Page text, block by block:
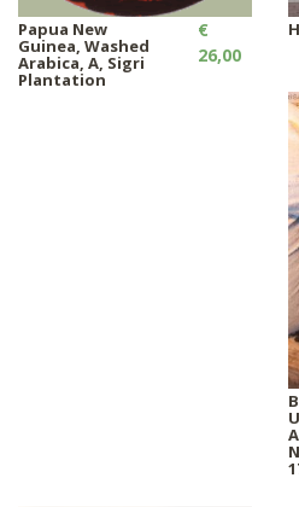
Papua New
Guinea, Washed
Arabica, A, Sigri
Plantation
€
26,00